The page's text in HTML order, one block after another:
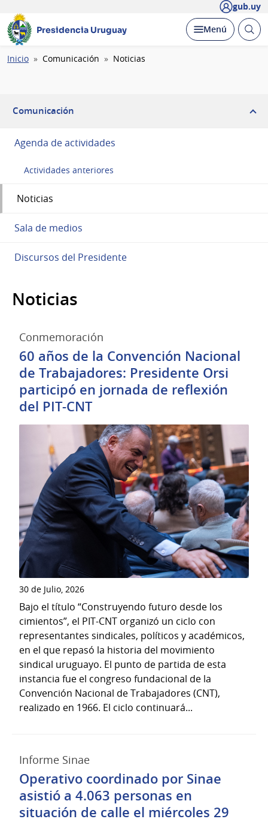
gub.uy
Presidencia Uruguay Desplegar
Menú Abrir
Ruta
Inicio Comunicación Noticias
Comunicación
Agenda de actividades
Actividades anteriores
Noticias
Sala de medios
Discursos del Presidente
Noticias
Conmemoración
60 años de la Convención Nacional
de Trabajadores: Presidente Orsi
participó en jornada de reflexión
del PIT-CNT
30 de Julio, 2026
Bajo el título “Construyendo futuro desde los
cimientos”, el PIT-CNT organizó un ciclo con
representantes sindicales, políticos y académicos,
en el que repasó la historia del movimiento
sindical uruguayo. El punto de partida de esta
instancia fue el congreso fundacional de la
Convención Nacional de Trabajadores (CNT),
realizado en 1966. El ciclo continuará...
Informe Sinae
Operativo coordinado por Sinae
asistió a 4.063 personas en
situación de calle el miércoles 29